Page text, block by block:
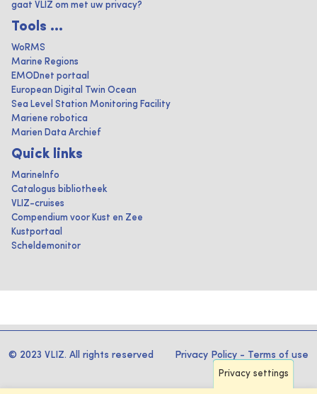
gaat VLIZ om met uw privacy?
Tools ...
WoRMS
Marine Regions
EMODnet portaal
European Digital Twin Ocean
Sea Level Station Monitoring Facility
Mariene robotica
Marien Data Archief
Quick links
MarineInfo
Catalogus bibliotheek
VLIZ-cruises
Compendium voor Kust en Zee
Kustportaal
Scheldemonitor
© 2023 VLIZ. All rights reserved Privacy Policy - Terms of use
Privacy settings